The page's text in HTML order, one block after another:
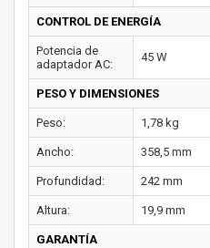
CONTROL DE ENERGÍA
Potencia de
adaptador AC:
45 W
PESO Y DIMENSIONES
Peso: 1,78 kg
Ancho: 358,5 mm
Profundidad: 242 mm
Altura: 19,9 mm
GARANTÍA